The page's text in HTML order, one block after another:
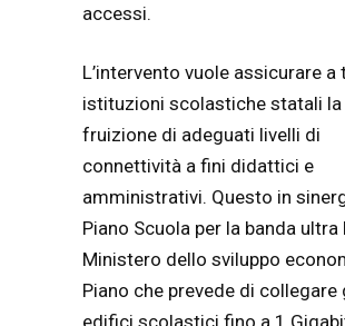
accessi.
L’intervento vuole assicurare a
istituzioni scolastiche statali la
fruizione di adeguati livelli di
connettività a fini didattici e
amministrativi. Questo in
Piano Scuola per la banda ultra
Ministero dello sviluppo
Piano che prevede di collegare